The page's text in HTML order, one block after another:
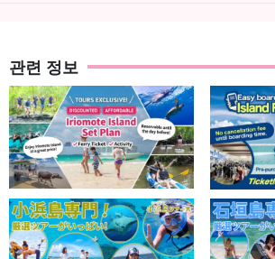
관련 정보